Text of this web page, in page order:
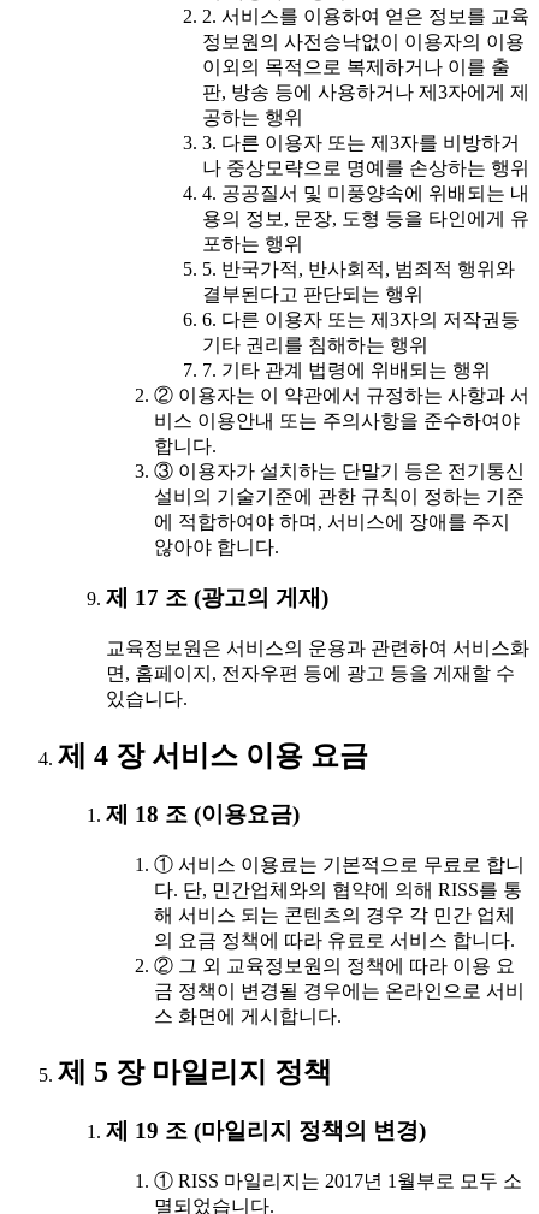
2. 서비스를 이용하여 얻은 정보를 교육
정보원의 사전승낙없이 이용자의 이용
이외의 목적으로 복제하거나 이를 출
판, 방송 등에 사용하거나 제3자에게 제
공하는 행위
3. 다른 이용자 또는 제3자를 비방하거
나 중상모략으로 명예를 손상하는 행위
4. 공공질서 및 미풍양속에 위배되는 내
용의 정보, 문장, 도형 등을 타인에게 유
포하는 행위
5. 반국가적, 반사회적, 범죄적 행위와
결부된다고 판단되는 행위
6. 다른 이용자 또는 제3자의 저작권등
기타 권리를 침해하는 행위
7. 기타 관계 법령에 위배되는 행위
② 이용자는 이 약관에서 규정하는 사항과 서
비스 이용안내 또는 주의사항을 준수하여야
합니다.
③ 이용자가 설치하는 단말기 등은 전기통신
설비의 기술기준에 관한 규칙이 정하는 기준
에 적합하여야 하며, 서비스에 장애를 주지
않아야 합니다.
제 17 조 (광고의 게재)
교육정보원은 서비스의 운용과 관련하여 서비스화
면, 홈페이지, 전자우편 등에 광고 등을 게재할 수
있습니다.
제 4 장 서비스 이용 요금
제 18 조 (이용요금)
① 서비스 이용료는 기본적으로 무료로 합니
다. 단, 민간업체와의 협약에 의해 RISS를 통
해 서비스 되는 콘텐츠의 경우 각 민간 업체
의 요금 정책에 따라 유료로 서비스 합니다.
② 그 외 교육정보원의 정책에 따라 이용 요
금 정책이 변경될 경우에는 온라인으로 서비
스 화면에 게시합니다.
제 5 장 마일리지 정책
제 19 조 (마일리지 정책의 변경)
① RISS 마일리지는 2017년 1월부로 모두 소
멸되었습니다.